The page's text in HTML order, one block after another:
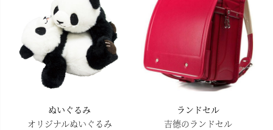
ぬいぐるみ
オリジナルぬいぐるみ
ランドセル
吉德のランドセル